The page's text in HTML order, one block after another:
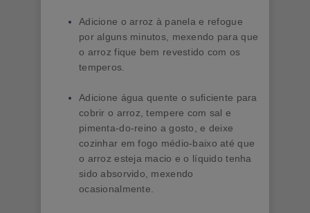
Adicione o arroz à panela e refogue
por alguns minutos, mexendo para que
o arroz fique bem revestido com os
temperos.
Adicione água quente o suficiente para
cobrir o arroz, tempere com sal e
pimenta-do-reino a gosto, e deixe
cozinhar em fogo médio-baixo até que
o arroz esteja macio e o líquido tenha
sido absorvido, mexendo
ocasionalmente.